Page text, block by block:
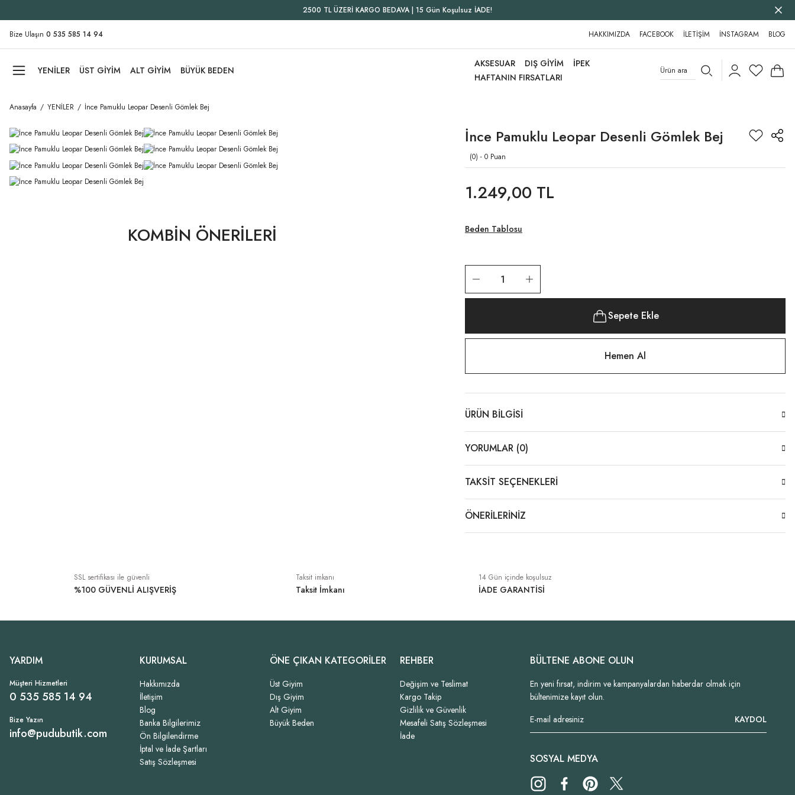
2500 TL ÜZERİ KARGO BEDAVA | 15 Gün Koşulsuz İADE!
Bize Ulaşın 0 535 585 14 94 HAKKIMIZDA FACEBOOK İLETİŞİM İNSTAGRAM BLOG
YENİLER ÜST GİYİM ALT GİYİM BÜYÜK BEDEN
AKSESUAR DIŞ GİYİM
İPEK
HAFTANIN FIRSATLARI
Anasayfa YENİLER İnce Pamuklu Leopar Desenli Gömlek Bej
KOMBİN ÖNERİLERİ
İnce Pamuklu Leopar Desenli Gömlek Bej
(0) - 0 Puan
1.249,00 TL
Beden Tablosu
Sepete Ekle
Hemen Al
ÜRÜN BILGISI
YORUMLAR (0)
TAKSIT SEÇENEKLERI
ÖNERILERINIZ
SSL sertifikası ile güvenli
%100 GÜVENLİ ALIŞVERİŞ
Taksit imkanı
Taksit İmkanı
14 Gün içinde koşulsuz
İADE GARANTİSİ
YARDIM
Müşteri Hizmetleri
0 535 585 14 94
Bize Yazın
info@pudubutik.com
KURUMSAL
Hakkımızda
İletişim
Blog
Banka Bilgilerimiz
Ön Bilgilendirme
İptal ve İade Şartları
Satış Sözleşmesi
ÖNE ÇIKAN KATEGORİLER
Üst Giyim
Dış Giyim
Alt Giyim
Büyük Beden
REHBER
Değişim ve Teslimat
Kargo Takip
Gizlilik ve Güvenlik
Mesafeli Satış Sözleşmesi
İade
BÜLTENE ABONE OLUN
En yeni fırsat, indirim ve kampanyalardan haberdar olmak için
bültenimize kayıt olun.
KAYDOL
SOSYAL MEDYA